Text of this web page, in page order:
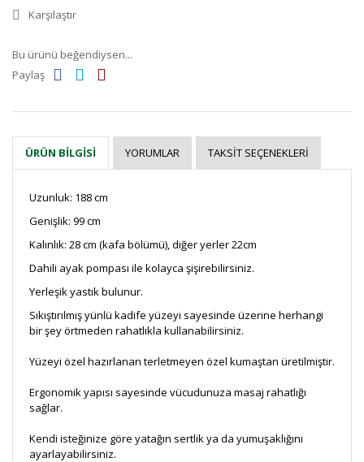
Karşılaştır
Bu ürünü beğendiysen...
Paylaş
ÜRÜN BILGISI YORUMLAR TAKSIT SEÇENEKLERI
Uzunluk: 188 cm
Genişlik: 99 cm
Kalınlık: 28 cm (kafa bölümü), diğer yerler 22cm
Dahili ayak pompası ile kolayca şişirebilirsiniz.
Yerleşik yastık bulunur.
Sıkıştırılmış yünlü kadife yüzeyi sayesinde üzerine herhangi
bir şey örtmeden rahatlıkla kullanabilirsiniz.
Yüzeyi özel hazırlanan terletmeyen özel kumaştan üretilmiştir.
Ergonomik yapısı sayesinde vücudunuza masaj rahatlığı
sağlar.
Kendi isteğinize göre yatağın sertlik ya da yumuşaklığını
ayarlayabilirsiniz.